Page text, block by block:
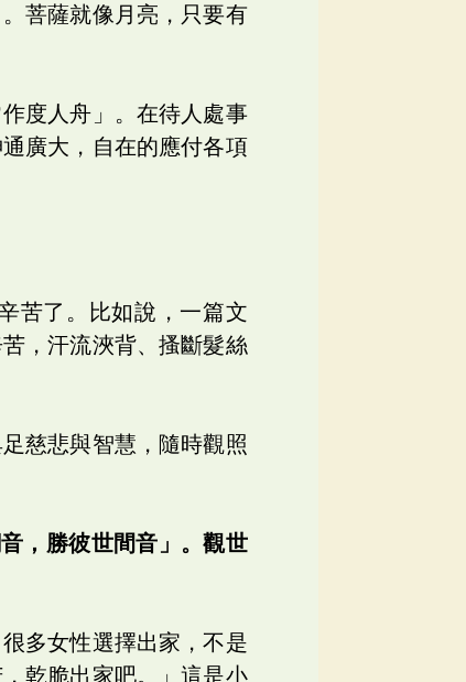
菩薩就像月亮，只要有
度人舟」。在待人處事
廣大，自在的應付各項
苦了。比如說，一篇文
，汗流浹背、搔斷髮絲
慈悲與智慧，隨時觀照
，勝彼世間音」。觀世
多女性選擇出家，不是
乾脆出家吧。」這是小